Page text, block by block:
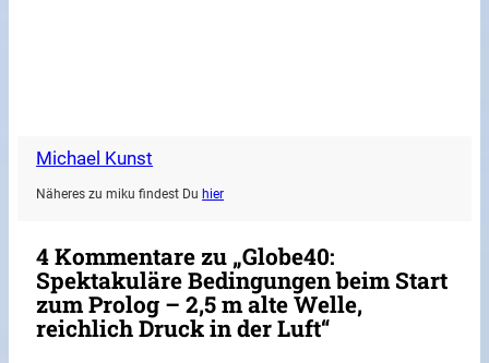
Michael Kunst
Näheres zu miku findest Du hier
4 Kommentare zu „Globe40:
Spektakuläre Bedingungen beim Start
zum Prolog – 2,5 m alte Welle,
reichlich Druck in der Luft“